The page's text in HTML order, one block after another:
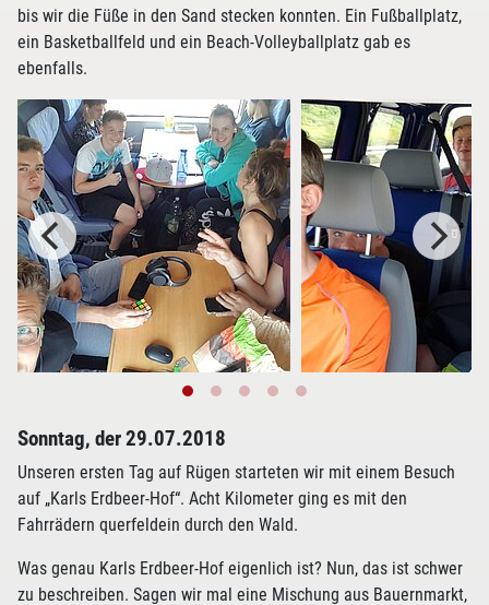
bis wir die Füße in den Sand stecken konnten. Ein Fußballplatz,
ein Basketballfeld und ein Beach-Volleyballplatz gab es
ebenfalls.
Sonntag, der 29.07.2018
Unseren ersten Tag auf Rügen starteten wir mit einem Besuch
auf „Karls Erdbeer-Hof“. Acht Kilometer ging es mit den
Fahrrädern querfeldein durch den Wald.
Was genau Karls Erdbeer-Hof eigenlich ist? Nun, das ist schwer
zu beschreiben. Sagen wir mal eine Mischung aus Bauernmarkt,